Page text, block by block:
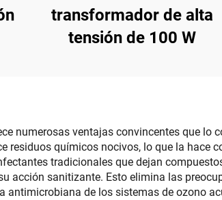
transformador de alta
tensión de 100 W
numerosas ventajas convincentes que
residuos químicos nocivos, lo que la
tradicionales que dejan
acción sanitizante. Esto elimina las
antimicrobiana de los sistemas de ozono